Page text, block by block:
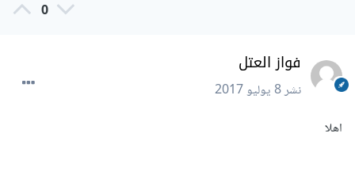
0
فواز العتل
نشر8 يوليو 2017
اهلا